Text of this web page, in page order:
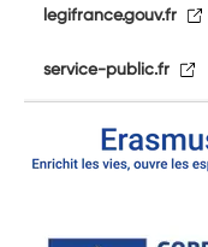
legifrance.gouv.fr
service-public.fr